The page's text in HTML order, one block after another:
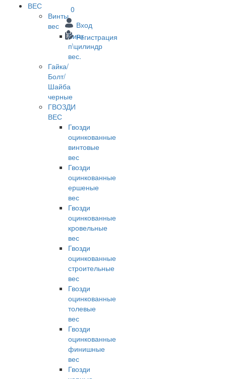
ВЕС
Винты
вес
Винт
п\цилиндр
вес.
Гайка/
Болт/
Шайба
черные
ГВОЗДИ
ВЕС
Гвозди
оцинкованные
винтовые
вес
Гвозди
оцинкованные
ершеные
вес
Гвозди
оцинкованные
кровельные
вес
Гвозди
оцинкованные
строительные
вес
Гвозди
оцинкованные
толевые
вес
Гвозди
оцинкованные
финишные
вес
Гвозди
0
Вход
Регистрация